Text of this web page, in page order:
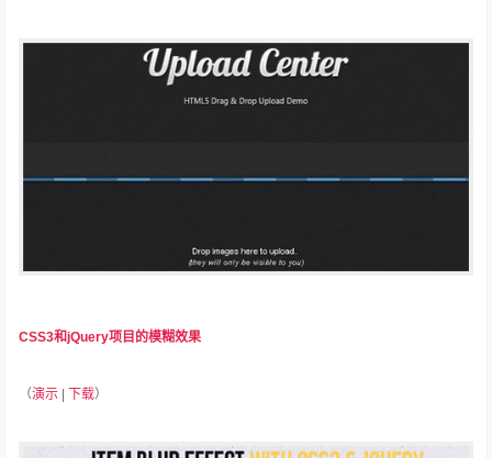
CSS3和jQuery项目的模糊效果
（演示 下载）